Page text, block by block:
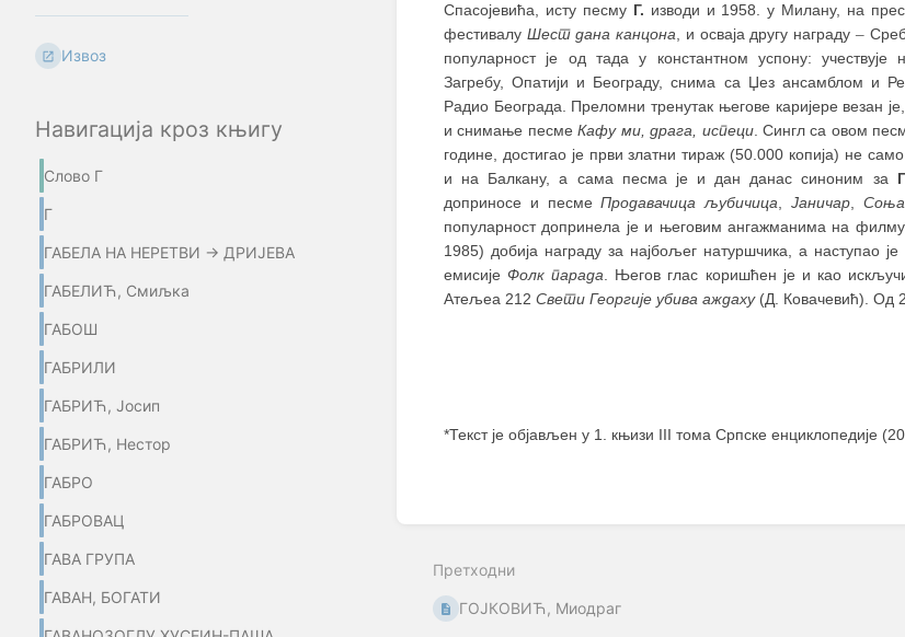
Извоз
Навигација кроз књигу
Слово Г
Г
ГАБЕЛА НА НЕРЕТВИ → ДРИЈЕВА
ГАБЕЛИЋ, Смиљка
ГАБОШ
ГАБРИЛИ
ГАБРИЋ, Јосип
ГАБРИЋ, Нестор
ГАБРО
ГАБРОВАЦ
ГАВА ГРУПА
ГАВАН, БОГАТИ
Спасојевића, исту песму Г. изводи и 1958. у Милану, на
фестивалу Шест дана канцона, и осваја другу награду –
популарност је од тада у константном успону:
Загребу, Опатији и Београду, снима са Џез ансамблом и
Радио Београда. Преломни тренутак његове каријере везан
и снимање песмеКафу ми, драга, испеци. Сингл са овом
године, достигао је први златни тираж (50.000 копија) не само
и на Балкану, а сама песма је и дан данас синоним за Г
доприносе и песмеПродавачица љубичица, Јаничар, Соња
популарност допринела је и његовим ангажманима на
1985) добија награду за најбољег натуршчика, а наступао
емисијеФолк парада. Његов глас коришћен је и као
Атељеа 212 Свети Георгије убива аждаху(Д. Ковачевић). Од
*Текст је објављен у 1. књизи III тома Српске енциклопедије
Претходни
ГОЈКОВИЋ, Миодраг